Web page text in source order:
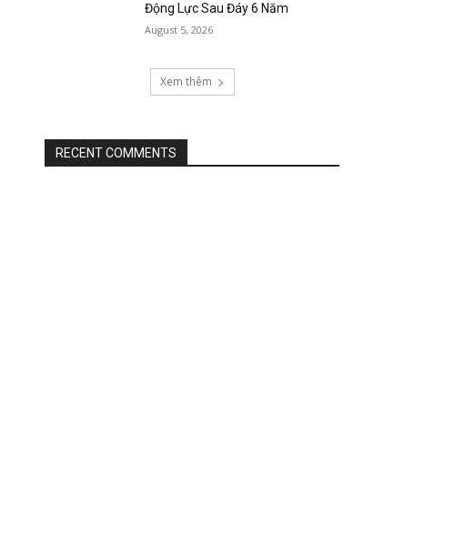
Động Lực Sau Đáy 6 Năm
August 5, 2026
Xem thêm
RECENT COMMENTS